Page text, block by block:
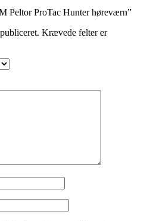
Peltor ProTac Hunter høreværn”
Krævede felter er